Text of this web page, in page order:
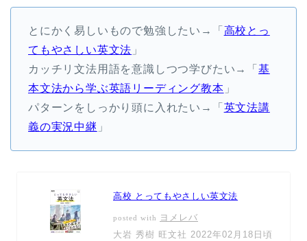
とにかく易しいもので勉強したい→「 高校とっ
てもやさしい英文法 」
カッチリ文法用語を意識しつつ学びたい→「 基
本文法から学ぶ英語リーディング教本 」
パターンをしっかり頭に入れたい→「 英文法講
義の実況中継 」
高校 とってもやさしい英文法
posted with
ヨメレバ
大岩 秀樹 旺文社 2022年02月18日頃